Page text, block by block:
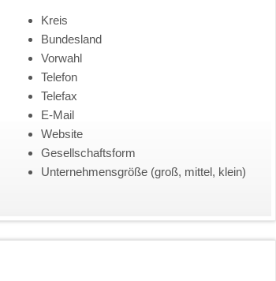
Kreis
Bundesland
Vorwahl
Telefon
Telefax
E-Mail
Website
Gesellschaftsform
Unternehmensgröße (groß, mittel, klein)